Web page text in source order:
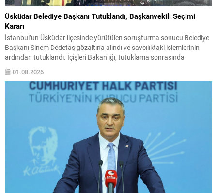
Üsküdar Belediye Başkanı Tutuklandı, Başkanvekili Seçimi
Kararı
İstanbul’un Üsküdar ilçesinde yürütülen soruşturma sonucu Belediye
Başkanı Sinem Dedetaş gözaltına alındı ve savcılıktaki işlemlerinin
ardından tutuklandı. İçişleri Bakanlığı, tutuklama sonrasında
kapsamında, ilgililere yönelik “suç işlemek amacıyla örgüt kurma,
rüşvet ve irtikap” iddiaları yer alıyor. Valilikten yapılan açıklamada,
dosyaya ilişkin işlemlerin devam ettiği bilgisi...
01.08.2026